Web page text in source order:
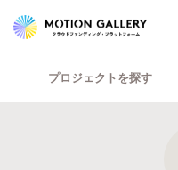
プロジェクトを探す